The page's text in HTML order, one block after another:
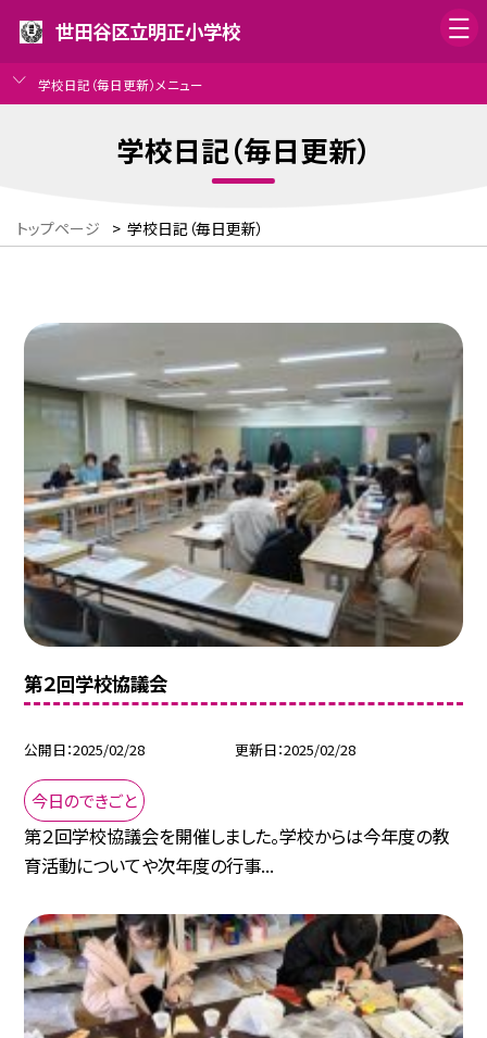
世田谷区立明正小学校
学校日記（毎日更新）メニュー
学校日記（毎日更新）
トップページ > 学校日記（毎日更新）
第２回学校協議会
公開日 2025/02/28 更新日 2025/02/28
今日のできごと
第２回学校協議会を開催しました。学校からは今年度の教
育活動についてや次年度の行事...